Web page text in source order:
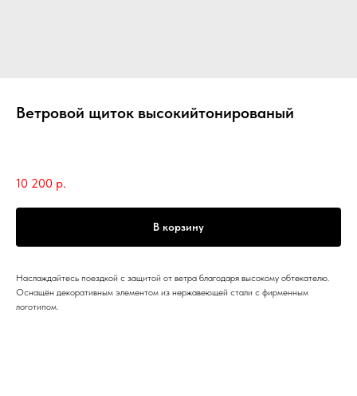
Ветровой щиток высокийтонированый
10 200 р.
В корзину
Наслаждайтесь поездкой с защитой от ветра благодаря высокому обтекателю.
Оснащён декоративным элементом из нержавеющей стали с фирменным
логотипом.